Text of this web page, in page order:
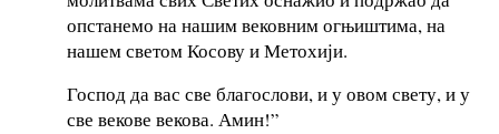
опстанемо на нашим вековним огњиштима, на
нашем светом Косову и Метохији.
Господ да вас све благослови, и у овом свету, и у
све векове векова. Амин!”